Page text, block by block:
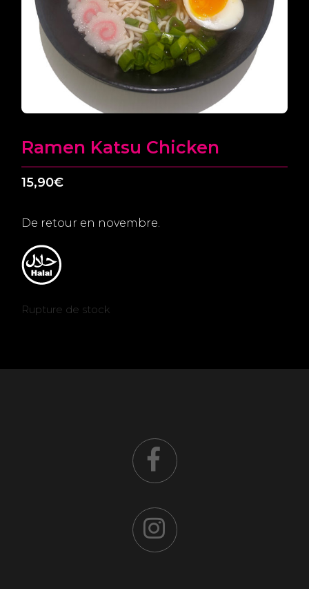
Ramen Katsu Chicken
15,90€
De retour en novembre.
Rupture de stock